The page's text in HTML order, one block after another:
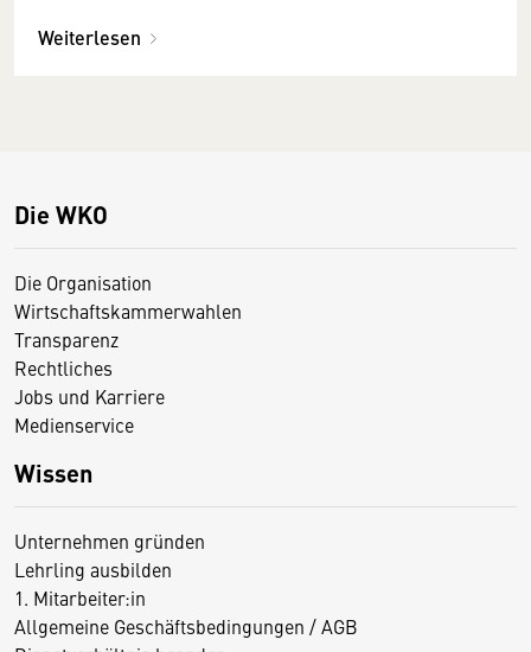
Weiterlesen
Die WKO
Die Organisation
Wirtschaftskammerwahlen
Transparenz
Rechtliches
Jobs und Karriere
Medienservice
Wissen
Unternehmen gründen
Lehrling ausbilden
1. Mitarbeiter:in
Allgemeine Geschäftsbedingungen / AGB